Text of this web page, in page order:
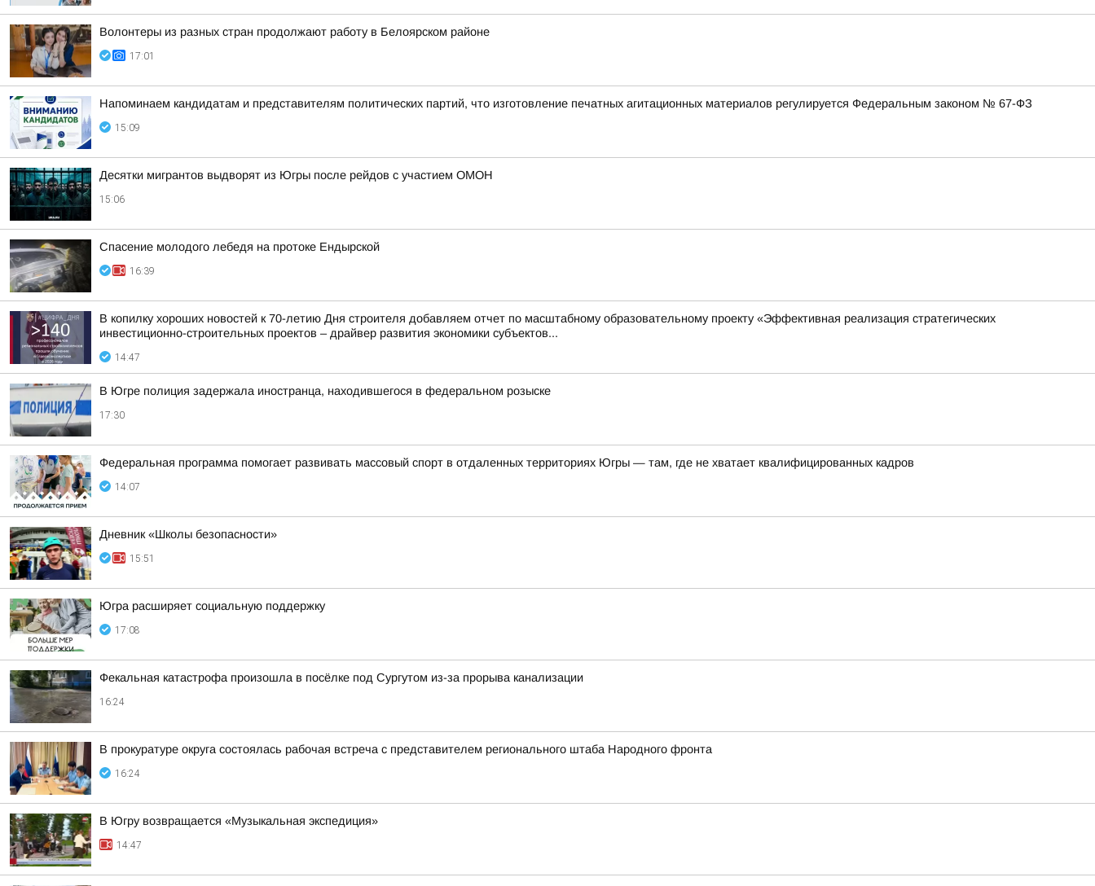
Волонтеры из разных стран продолжают работу в Белоярском районе
17:01
Напоминаем кандидатам и представителям политических партий, что изготовление печатных агитационных материалов регулируется Федеральным законом № 67-ФЗ
15:09
Десятки мигрантов выдворят из Югры после рейдов с участием ОМОН
15:06
Спасение молодого лебедя на протоке Ендырской
16:39
В копилку хороших новостей к 70-летию Дня строителя добавляем отчет по масштабному образовательному проекту «Эффективная реализация стратегических
инвестиционно-строительных проектов – драйвер развития экономики субъектов...
14:47
В Югре полиция задержала иностранца, находившегося в федеральном розыске
17:30
Федеральная программа помогает развивать массовый спорт в отдаленных территориях Югры — там, где не хватает квалифицированных кадров
14:07
Дневник «Школы безопасности»
15:51
Югра расширяет социальную поддержку
17:08
Фекальная катастрофа произошла в посёлке под Сургутом из-за прорыва канализации
16:24
В прокуратуре округа состоялась рабочая встреча с представителем регионального штаба Народного фронта
16:24
В Югру возвращается «Музыкальная экспедиция»
14:47